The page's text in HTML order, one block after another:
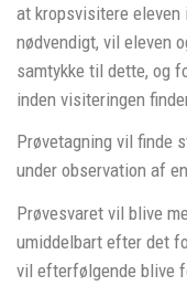
at kropsvisitere eleven
nødvendigt, vil eleven
samtykke til dette, og
inden visiteringen
Prøvetagning vil finde
under observation af
Prøvesvaret vil blive
umiddelbart efter det
vil efterfølgende blive